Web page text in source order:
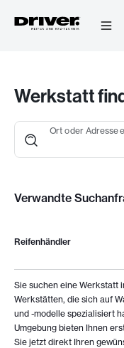
springen
Werkstatt
Ort oder Adresse
Verwandte
Reifenhändler
Sie suchen eine Werkstatt
Werkstätten, die sich auf
und -modelle spezialisiert
Umgebung bieten Ihnen
Sie jetzt direkt Ihren